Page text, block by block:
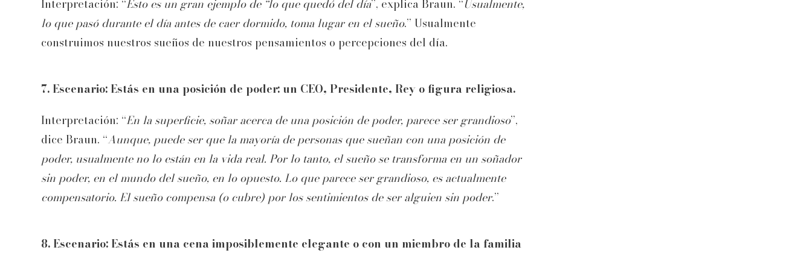
Interpretación: “Esto es un gran ejemplo de “lo que quedó del día”, explica Braun. “Usualmente,
lo que pasó durante el día antes de caer dormido, toma lugar en el sueño.” Usualmente
construimos nuestros sueños de nuestros pensamientos o percepciones del día.
7. Escenario: Estás en una posición de poder: un CEO, Presidente, Rey o figura religiosa.
Interpretación: “En la superficie, soñar acerca de una posición de poder, parece ser grandioso”,
dice Braun. “Aunque, puede ser que la mayoría de personas que sueñan con una posición de
poder, usualmente no lo están en la vida real. Por lo tanto, el sueño se transforma en un soñador
sin poder, en el mundo del sueño, en lo opuesto. Lo que parece ser grandioso, es actualmente
compensatorio. El sueño compensa (o cubre) por los sentimientos de ser alguien sin poder.”
8. Escenario: Estás en una cena imposiblemente elegante o con un miembro de la familia